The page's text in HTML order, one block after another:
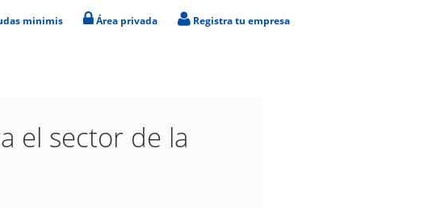
Registra tu empresa
Área privada
minimis
el sector de la